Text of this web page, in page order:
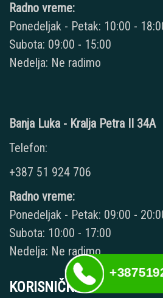
Radno vreme:
Ponedeljak - Petak: 10:00 -
Subota: 09:00 - 15:00
Nedelja: Ne radimo
Banja Luka - Kralja Petra II 34A
Telefon:
+387 51 924 706
Radno vreme:
Ponedeljak - Petak: 09:00 -
Subota: 10:00 - 17:00
Nedelja: Ne radimo
KORISNIČKI NALOG